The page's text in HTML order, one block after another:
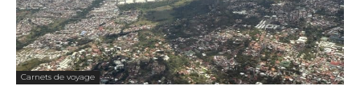
Carnets de voyage